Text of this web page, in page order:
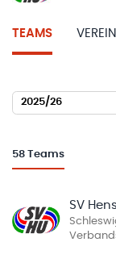
TEAMS
2025/26
58 Teams
SV